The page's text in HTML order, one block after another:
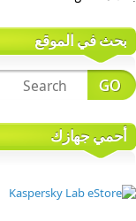
بحث في الموقع
أحمي جهازك